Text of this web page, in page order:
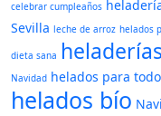
celebrar cumpleaños
Sevilla leche de arroz helados
dieta sana
Navidad helados para
helados bío